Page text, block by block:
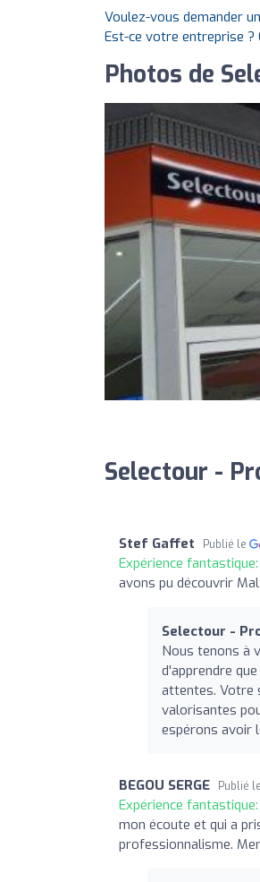
Voulez-vous demander
Est-ce votre entreprise
Photos de
Selectour -
Stef Gaffet Publié le
Expérience fantastique:
avons pu découvrir
Selectour -
Nous tenons à
d'apprendre
attentes. Votre
valorisantes
espérons avoir
BEGOU SERGE Publié le
Expérience fantastique:
mon écoute et qui a
professionnalisme.